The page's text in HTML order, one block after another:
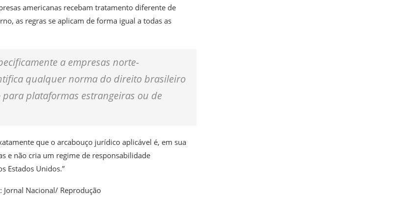
americanas recebam tratamento diferente de
as regras se aplicam de forma igual a todas as
a empresas norte-
qualquer norma do direito brasileiro
plataformas estrangeiras ou de
que o arcabouço jurídico aplicável é, em sua
e não cria um regime de responsabilidade
Estados Unidos.”
Nacional/ Reprodução